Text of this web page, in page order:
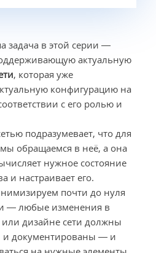
задача в этой серии —
актуальную
, которая уже
конфигурацию на
с его ролью и
подразумевает, что для
обращаемся в неё, а она
нужное состояние
и настраивает его.
почти до нуля
— любые изменения в
или дизайне сети должны
документированы — и